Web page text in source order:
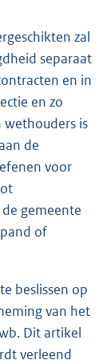
zal
separaat
en in
en zo
is
de
voor
gemeente
of
beslissen op
van het
Dit artikel
verleend